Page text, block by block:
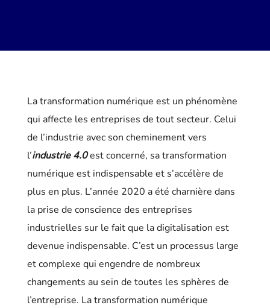
La transformation numérique est un phénomène
qui affecte les entreprises de tout secteur. Celui
de l’industrie avec son cheminement vers
l’industrie 4.0est concerné, sa transformation
numérique est indispensable et s’accélère de
plus en plus. L’année 2020 a été charnière dans
la prise de conscience des entreprises
industrielles sur le fait que la digitalisation est
devenue indispensable. C’est un processus large
et complexe qui engendre de nombreux
changements au sein de toutes les sphères de
l’entreprise. La transformation numérique